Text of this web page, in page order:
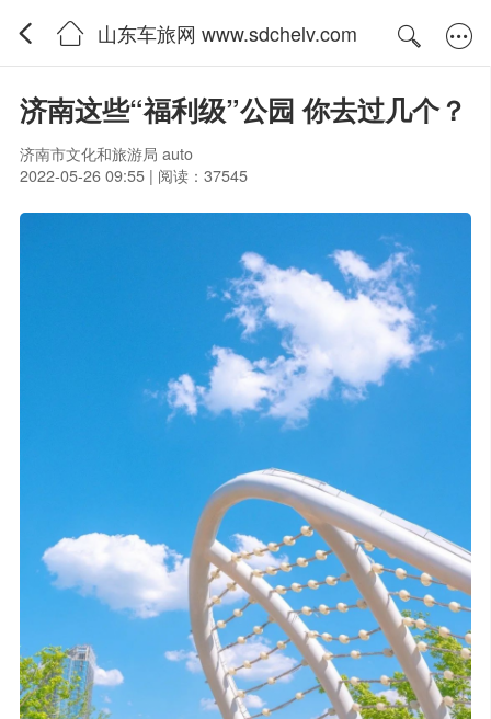
山东车旅网 www.sdchelv.com
济南这些“福利级”公园 你去过几个？
济南市文化和旅游局 auto
2022-05-26 09:55 | 阅读：37545